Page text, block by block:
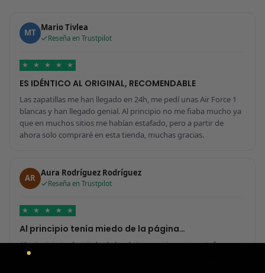
MT Mario Tivlea
Reseña en Trustpilot
★ ★ ★ ★ ★
ES IDÉNTICO AL ORIGINAL, RECOMENDABLE
Las zapatillas me han llegado en 24h, me pedí unas Air Force 1
blancas y han llegado genial. Al principio no me fiaba mucho ya
que en muchos sitios me habían estafado, pero a partir de
ahora solo compraré en esta tienda, muchas gracias.
AR Aura Rodríguez Rodríguez
Reseña en Trustpilot
★ ★ ★ ★ ★
Al principio tenía miedo de la página…
Al principio tenía miedo de la página por si era una estafa, pero
me ha sorprendido para bien porque todo ha sido increíble. Me